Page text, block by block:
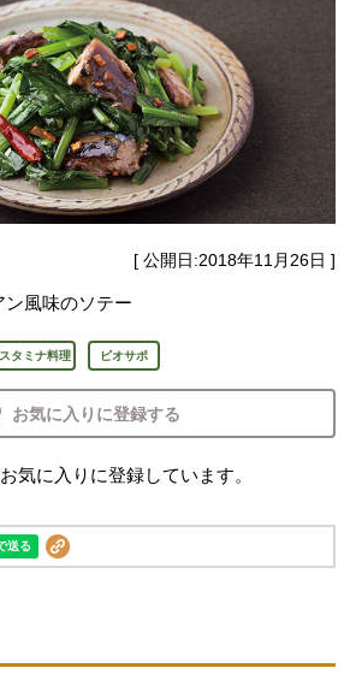
[ 公開日:2018年11月26日 ]
風味のソテー
スタミナ料理 ビオサポ
お気に入りに登録する
気に入りに登録しています。